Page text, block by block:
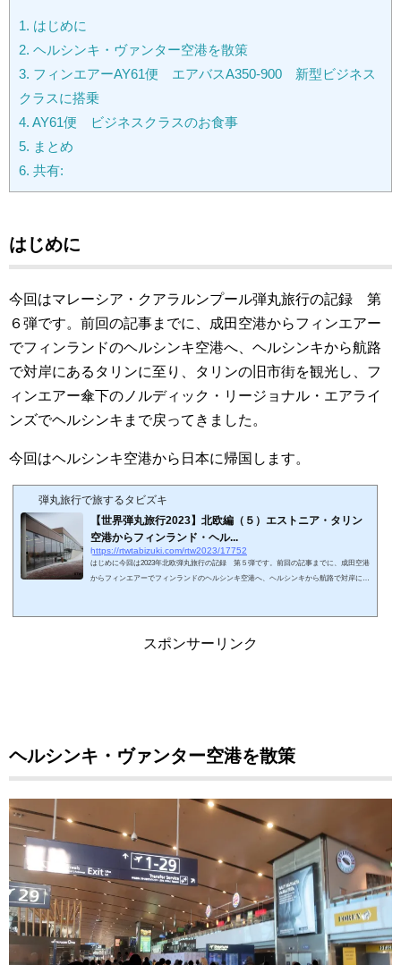
1. はじめに
2. ヘルシンキ・ヴァンター空港を散策
3. フィンエアーAY61便 エアバスA350-900 新型ビジネス
クラスに搭乗
4. AY61便 ビジネスクラスのお食事
5. まとめ
6. 共有:
はじめに
今回はマレーシア・クアラルンプール弾丸旅行の記録 第
６弾です。前回の記事までに、成田空港からフィンエアー
でフィンランドのヘルシンキ空港へ、ヘルシンキから航路
で対岸にあるタリンに至り、タリンの旧市街を観光し、フ
ィンエアー傘下のノルディック・リージョナル・エアライ
ンズでヘルシンキまで戻ってきました。
今回はヘルシンキ空港から日本に帰国します。
弾丸旅行で旅するタビズキ
【世界弾丸旅行2023】北欧編（５）エストニア・タリン
空港からフィンランド・ヘル...
https://rtwtabizuki.com/rtw2023/17752
はじめに今回は2023年北欧弾丸旅行の記録 第５弾です。前回の記事までに、成田空港
からフィンエアーでフィンランドのヘルシンキ空港へ、ヘルシンキから航路で対岸にあ
て、タリン空港に向かいます。旧市街のヴィル門から出て東に5分程度歩き、トラムの
スポンサーリンク
ヘルシンキ・ヴァンター空港を散策